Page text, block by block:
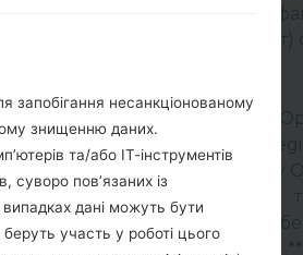
CP: "Modem & Radio"
HOME_CSC_***: "Country &
Додайте усі файли у програму
Якщо ви хочете прошити
заводських налаштувань
випадку виберіть
запобігання несанкціонованому
знищенню даних.
та/або ІТ-інструментів
суворо пов’язаних із
дані можуть бути
беруть участь у роботі цього